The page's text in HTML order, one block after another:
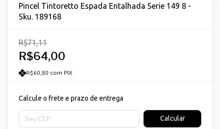
Pincel Tintoretto Espada Entalhada Serie 149 8 -
Sku. 189168
R$64,00
R$71,11
R$60,80 com PIX
Calcule o frete e prazo de entrega
Entregas para o CEP:
Calcular